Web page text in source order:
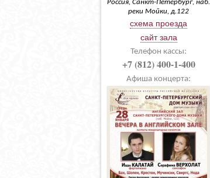
Россия, Санкт-Петербург, наб.
реки Мойки, д.122
схема проезда
сайт зала
Телефон кассы:
+7 (812) 400-1-400
Афиша концерта: